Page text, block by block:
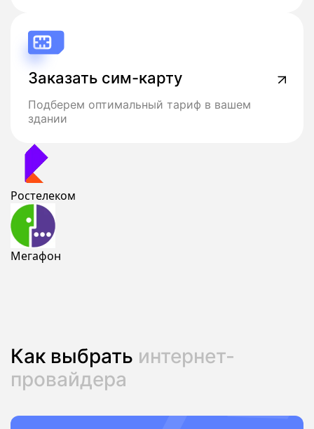
Заказать сим-карту
Подберем оптимальный тариф в вашем
здании
Ростелеком
Мегафон
Как выбрать интернет-
провайдера